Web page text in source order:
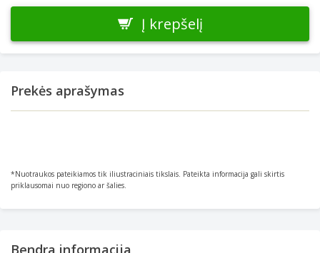
Į krepšelį
Prekės aprašymas
*Nuotraukos pateikiamos tik iliustraciniais tikslais. Pateikta informacija gali skirtis
priklausomai nuo regiono ar šalies.
Bendra informacija